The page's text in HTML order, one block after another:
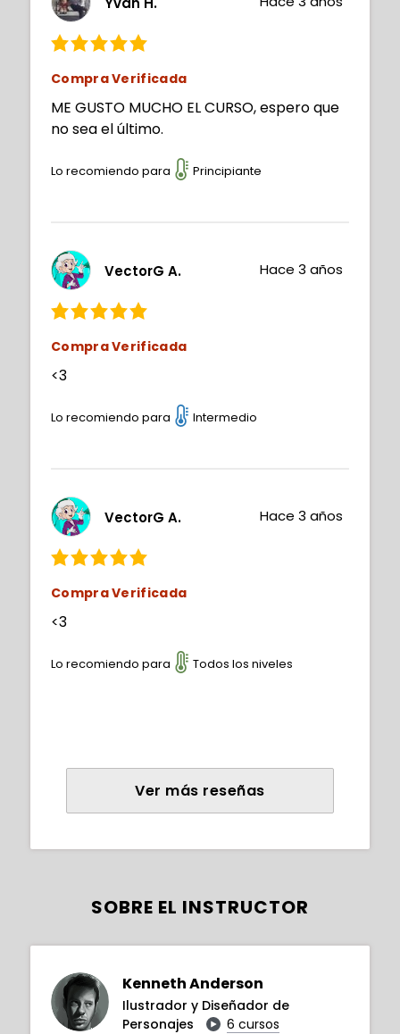
Compra Verificada
ME GUSTO MUCHO EL CURSO, espero que
no sea el último.
Lo recomiendo para Principiante
VectorG A. Hace 3 años
Compra Verificada
<3
Lo recomiendo para Intermedio
VectorG A. Hace 3 años
Compra Verificada
<3
Lo recomiendo para Todos los niveles
Ver más reseñas
SOBRE EL INSTRUCTOR
Kenneth Anderson
Ilustrador y Diseñador de
Personajes
6 cursos